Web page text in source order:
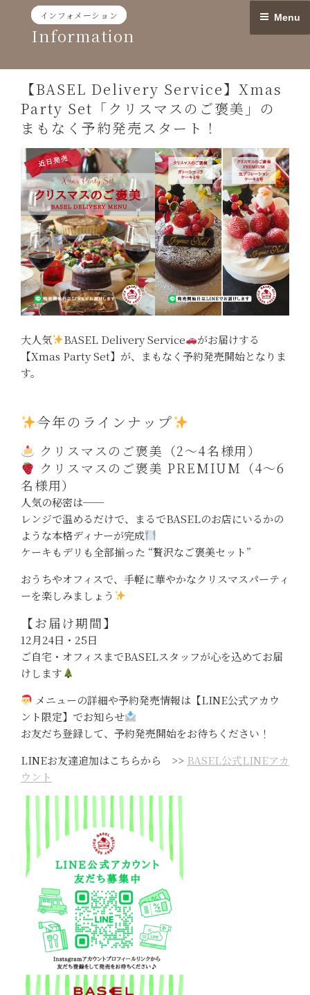
content
Menu
インフォメーション
Information
【BASEL Delivery Service】Xmas
Party Set「クリスマスのご褒美」の
まもなく予約発売スタート！
大人気 BASEL Delivery Service
がお届けする
【Xmas Party Set】が、まもなく予約発売開始となりま
す。
今年のラインナップ
クリスマスのご褒美（2〜4名様用）
クリスマスのご褒美 PREMIUM（4〜6
名様用）
人気の秘密は──
レンジで温めるだけで、まるでBASELのお店にいるかの
ような本格ディナーが完成
ケーキもデリも全部揃った “贅沢なご褒美セット”
おうちやオフィスで、手軽に華やかなクリスマスパーティ
ーを楽しみましょう
【お届け期間】
12月24日・25日
ご自宅・オフィスまでBASELスタッフが心を込めてお届
けします
メニューの詳細や予約発売情報は【LINE公式アカウ
ント限定】でお知らせ
お友だち登録して、予約発売開始をお待ちください！
LINEお友達追加はこちらから >> BASEL公式LINEアカ
ウント